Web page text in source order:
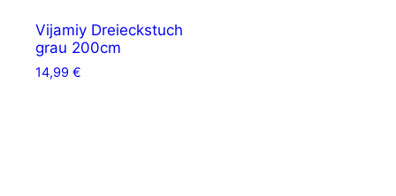
Vijamiy Dreieckstuch
grau 200cm
14,99 €